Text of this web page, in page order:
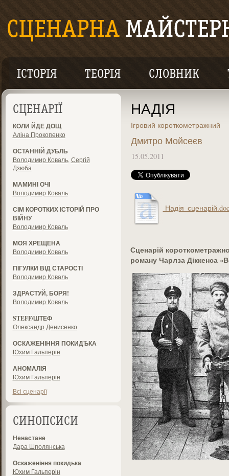
ІСТОРІЯ ТЕОРІЯ СЛОВНИК
СЦЕНАРІЇ
КОЛИ ЙДЕ ДОЩ
Аліна Прокопенко
ОСТАННІЙ ДУБЛЬ
Володимир Коваль, Сергій
Дзюба
МАМИНІ ОЧІ
Володимир Коваль
СІМ КОРОТКИХ ІСТОРІЙ ПРО
ВІЙНУ
Володимир Коваль
МОЯ ХРЕЩЕНА
Володимир Коваль
ПІГУЛКИ ВІД СТАРОСТІ
Володимир Коваль
ЗДРАСТУЙ, БОРЯ!
Володимир Коваль
STEFF/ШТЕФ
Олександр Денисенко
ОСКАЖЕНІННЯ ПОКИДѢКА
Юхим Гальперін
АНОМАЛІЯ
Юхим Гальперін
Всі сценарії
СИНОПСИСИ
Ненастане
Дара Шполянська
Оскаженіння покидька
Юхим Гальперін
НАДІЯ
Ігровий короткометражний
Дмитро Мойсеєв
15.05.2011
Надія_сценарій.doc
Сценарій
роману Чарлза Діккенса